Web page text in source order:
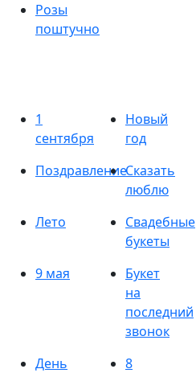
Розы
поштучно
1
сентября
Новый
год
ПоздравлениеСказать
люблю
Лето
Свадебные
букеты
9 мая
Букет
на
последний
звонок
День
8